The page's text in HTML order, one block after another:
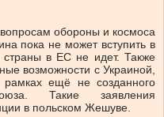
обороны и космоса
пока не может вступить в
в ЕС не идет. Также
возможности с Украиной,
ещё не созданного
Такие заявления
в польском Жешуве.